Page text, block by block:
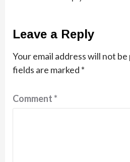
Leave a Reply
Your email address will not be
fields are marked *
Comment*